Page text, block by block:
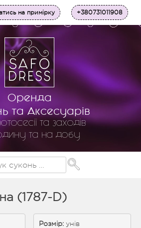
Оренда
та Аксесуарів
та заходів
та на добу
на примірку +380731011908
(1787-D)
Розмір: унів